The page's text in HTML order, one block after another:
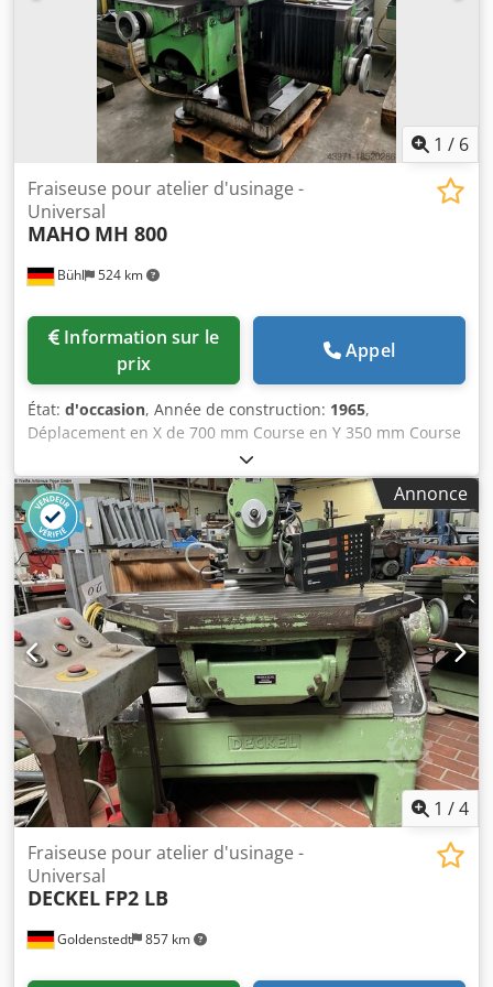
plaque en acier L x l x h 1400 x 1000 x 50 mm = 550 kg
Encombrement L x l x h : 2650 x 2000 x 2450 mm Poids :
3700 kg + 550 kg plaque en acier Poids total : 4250 kg
(pesé) Très bon état
1 / 6
Bühl 524 km
Fraiseuse pour atelier d'usinage -
Universal
MAHO MH 800
prix
Appel
État: d'occasion, Année de construction: 1965,
Déplacement en X de 700 mm Course en Y 350 mm Course
en Z 450 mm zone de serrage de la table 940 x 510 mm
Crsdovzhh Tepfx Aiysf porte-broche SK 40 Vitesses de
broche 32 - 1600 tr/min Vitesses d'avance - longitudinale et
transversale 8 - 400 mm/min Vitesses d'avance - verticales
4 - 200 mm/min puissance totale requise 4,5 kW
Dimensions de la machine L x l x H 1,85 x 1,62 x 1,83 m
Accessoires : tête verticale pivotante avec manchon de
broche extensible, table universelle, contre-palier, système
de refroidissement
Annonce
1 /4
Goldenstedt 857 km
Fraiseuse pour atelier d'usinage -
Universal
DECKEL FP2 LB